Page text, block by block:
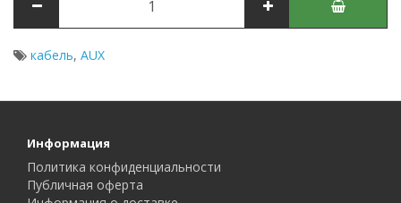
кабель, AUX
Информация
Политика конфиденциальности
Публичная оферта